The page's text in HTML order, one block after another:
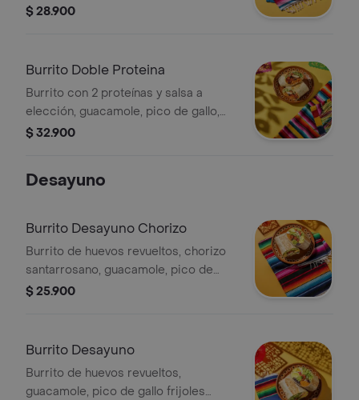
achiote, lechuga y queso.
$ 28.900
Burrito Doble Proteina
Burrito con 2 proteínas y salsa a
elección, guacamole, pico de gallo,
frijoles negros, arroz achiote, lechuga
$ 32.900
Desayuno
Burrito Desayuno Chorizo
Burrito de huevos revueltos, chorizo
santarrosano, guacamole, pico de
gallo frijoles negros, arroz achiote,
$ 25.900
Burrito Desayuno
Burrito de huevos revueltos,
guacamole, pico de gallo frijoles